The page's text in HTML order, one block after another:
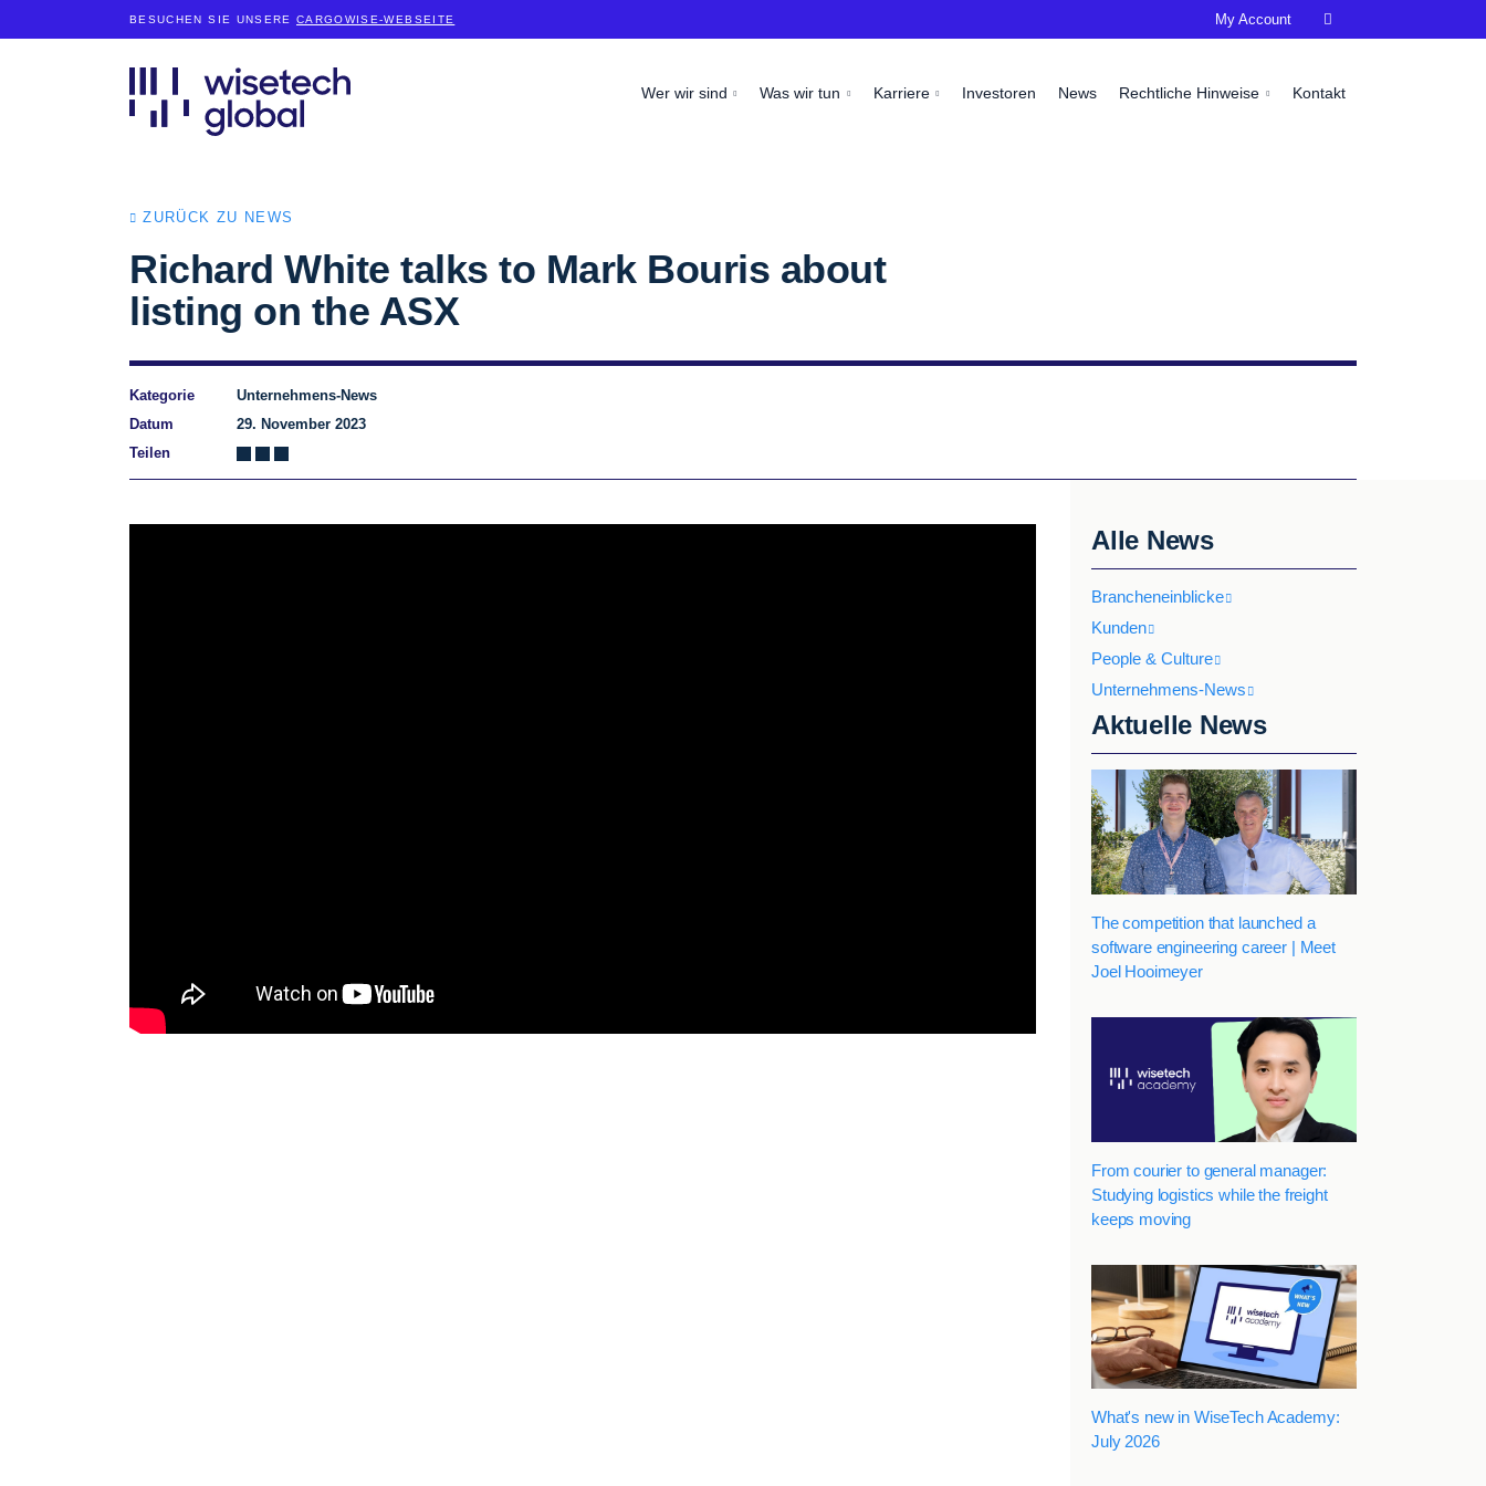
BESUCHEN SIE UNSERE CARGOWISE-WEBSEITE
Wer wir sind Was wir tun Karriere Investoren News Rechtliche Hinweise Kontakt
My Account 
ZURÜCK ZU NEWS
Richard White talks to Mark Bouris about
listing on the ASX
Kategorie
Unternehmens-News
Datum
29. November 2023
Teilen
Alle News
Brancheneinblicke
Kunden
People & Culture
Unternehmens-News
Aktuelle News
The competition that launched a
software engineering career | Meet
Joel Hooimeyer
From courier to general manager:
Studying logistics while the freight
keeps moving
What's new in WiseTech Academy:
July 2026